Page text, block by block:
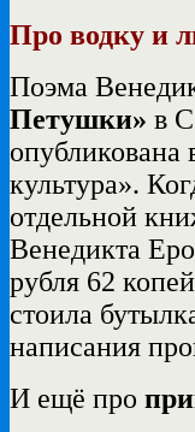
Про водку и
Поэма
Петушки» в
опубликована
культура».
отдельной
Венедикта
рубля 62
стоила
написания
И ещё про